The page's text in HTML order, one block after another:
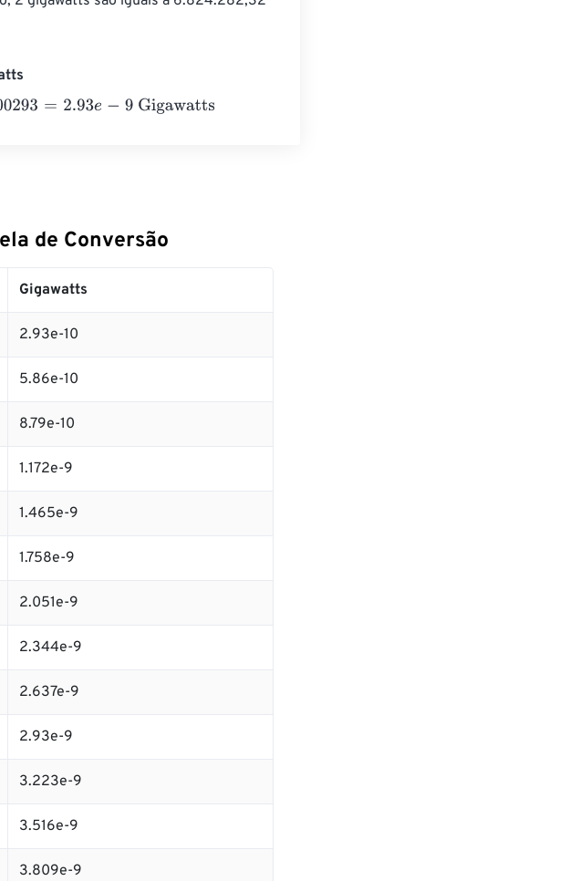
e-9 Gigawatts
de Conversão
Gigawatts
2.93e-10
5.86e-10
8.79e-10
1.172e-9
1.465e-9
1.758e-9
2.051e-9
2.344e-9
2.637e-9
2.93e-9
3.223e-9
3.516e-9
3.809e-9